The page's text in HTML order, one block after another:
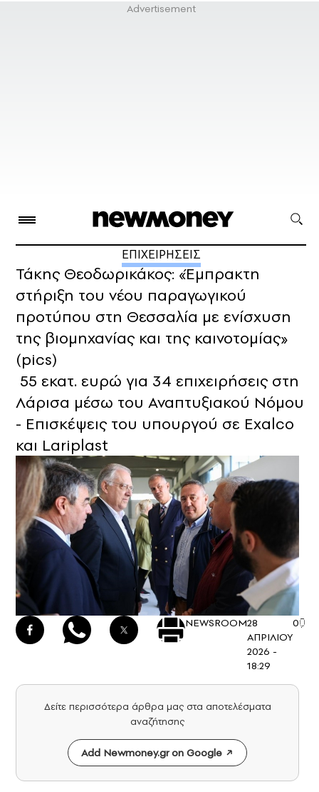
ΕΠΙΧΕΙΡΗΣΕΙΣ
Τάκης Θεοδωρικάκος: «Έμπρακτη
στήριξη του νέου παραγωγικού
προτύπου στη Θεσσαλία με ενίσχυση
της βιομηχανίας και της καινοτομίας»
(pics)
55 εκατ. ευρώ για 34 επιχειρήσεις στη
Λάρισα μέσω του Αναπτυξιακού Νόμου
- Επισκέψεις του υπουργού σε Exalco
και Lariplast
NEWSROOM28
ΑΠΡΙΛΙΟΥ
2026 -
18:29
0
Δείτε περισσότερα άρθρα μας στα αποτελέσματα
αναζήτησης
Add Newmoney.gr on Google